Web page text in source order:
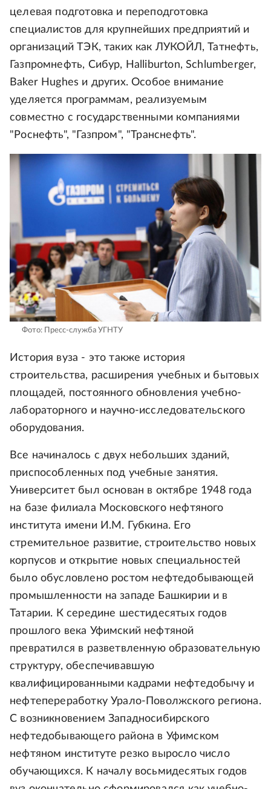
целевая подготовка и переподготовка
специалистов для крупнейших предприятий и
организаций ТЭК, таких как ЛУКОЙЛ, Татнефть,
Газпромнефть, Сибур, Halliburton, Schlumberger,
Baker Hughes и других. Особое внимание
уделяется программам, реализуемым
совместно с государственными компаниями
"Роснефть", "Газпром", "Транснефть".
Фото: Пресс-служба УГНТУ
История вуза - это также история
строительства, расширения учебных и бытовых
площадей, постоянного обновления учебно-
лабораторного и научно-исследовательского
оборудования.
Все начиналось с двух небольших зданий,
приспособленных под учебные занятия.
Университет был основан в октябре 1948 года
на базе филиала Московского нефтяного
института имени И.М. Губкина. Его
стремительное развитие, строительство новых
корпусов и открытие новых специальностей
было обусловлено ростом нефтедобывающей
промышленности на западе Башкирии и в
Татарии. К середине шестидесятых годов
прошлого века Уфимский нефтяной
превратился в разветвленную образовательную
структуру, обеспечивавшую
квалифицированными кадрами нефтедобычу и
нефтепереработку Урало-Поволжского региона.
С возникновением Западносибирского
нефтедобывающего района в Уфимском
нефтяном институте резко выросло число
обучающихся. К началу восьмидесятых годов